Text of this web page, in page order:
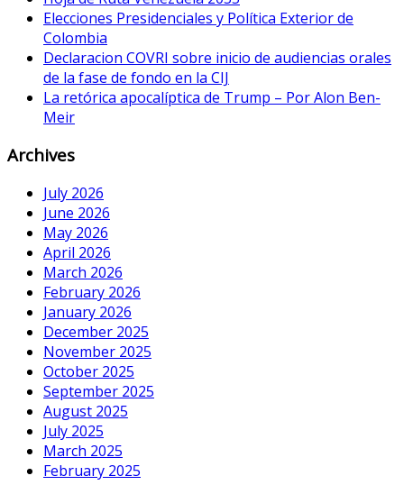
Elecciones Presidenciales y Política Exterior de
Colombia
Declaracion COVRI sobre inicio de audiencias orales
de la fase de fondo en la CIJ
La retórica apocalíptica de Trump – Por Alon Ben-
Meir
Archives
July 2026
June 2026
May 2026
April 2026
March 2026
February 2026
January 2026
December 2025
November 2025
October 2025
September 2025
August 2025
July 2025
March 2025
February 2025